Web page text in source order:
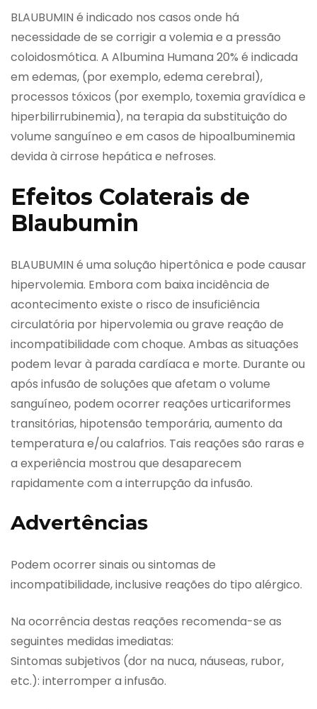
BLAUBUMIN é indicado nos casos onde há
necessidade de se corrigir a volemia e a pressão
coloidosmótica. A Albumina Humana 20% é indicada
em edemas, (por exemplo, edema cerebral),
processos tóxicos (por exemplo, toxemia gravídica e
hiperbilirrubinemia), na terapia da substituição do
volume sanguíneo e em casos de hipoalbuminemia
devida à cirrose hepática e nefroses.
Efeitos Colaterais de
Blaubumin
BLAUBUMIN é uma solução hipertônica e pode causar
hipervolemia. Embora com baixa incidência de
acontecimento existe o risco de insuficiência
circulatória por hipervolemia ou grave reação de
incompatibilidade com choque. Ambas as situações
podem levar à parada cardíaca e morte. Durante ou
após infusão de soluções que afetam o volume
sanguíneo, podem ocorrer reações urticariformes
transitórias, hipotensão temporária, aumento da
temperatura e/ou calafrios. Tais reações são raras e
a experiência mostrou que desaparecem
rapidamente com a interrupção da infusão.
Advertências
Podem ocorrer sinais ou sintomas de
incompatibilidade, inclusive reações do tipo alérgico.
Na ocorrência destas reações recomenda-se as
seguintes medidas imediatas:
Sintomas subjetivos (dor na nuca, náuseas, rubor,
etc.): interromper a infusão.